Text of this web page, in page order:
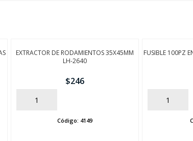
EXTRACTOR DE RODAMIENTOS 35X45MM
LH-2640
$246
AÑADIR
Código: 4149
FUSIBLE 100PZ
AÑADIR